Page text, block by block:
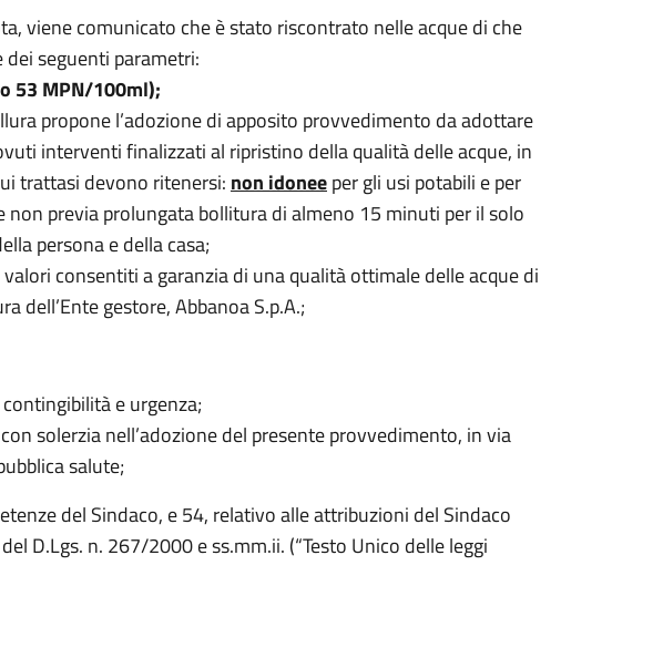
viene comunicato che è stato riscontrato nelle acque di che
seguenti parametri:
53 MPN/100ml);
propone l’adozione di apposito provvedimento da adottare
interventi finalizzati al ripristino della qualità delle acque, in
trattasi devono ritenersi: non idoneeper gli usi potabili e per
non previa prolungata bollitura di almeno 15 minuti per il solo
persona e della casa;
consentiti a garanzia di una qualità ottimale delle acque di
dell’Ente gestore, Abbanoa S.p.A.;
e urgenza;
solerzia nell’adozione del presente provvedimento, in via
salute;
del Sindaco, e 54, relativo alle attribuzioni del Sindaco
D.Lgs. n. 267/2000 e ss.mm.ii. (“Testo Unico delle leggi